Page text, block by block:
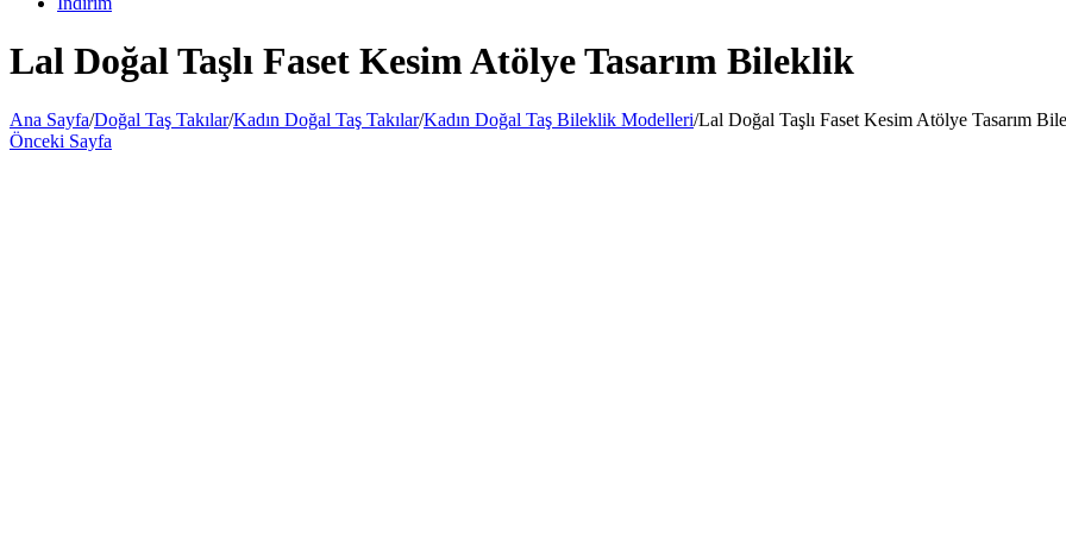
Lal Doğal Taşlı Faset Kesim Atölye Tasarım Bileklik
Ana Sayfa/Doğal Taş Takılar/Kadın Doğal Taş Takılar/Kadın Doğal Taş Bileklik Modelleri/Lal Doğal Taşlı Faset Kesim Atölye Tasarım
Önceki Sayfa